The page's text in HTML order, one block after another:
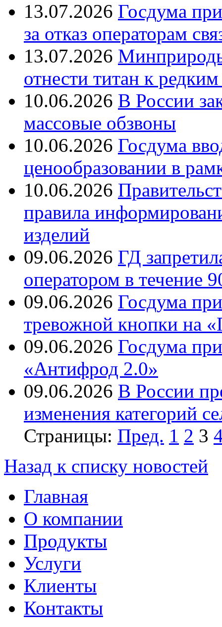
13.07.2026 Госдума
за отказ операторам
13.07.2026
отнести титан к
10.06.2026 В России
массовые обзвоны
10.06.2026 Госдума
ценообразовании в
10.06.2026
правила
изделий
09.06.2026 ГД
оператором в течение
09.06.2026 Госдума
тревожной кнопки на
09.06.2026 Госдума
«Антифрод 2.0»
09.06.2026 В России
изменения категорий
Страницы: Пред. 1 2 3
Назад к списку новостей
Главная
О компании
Продукты
Услуги
Клиенты
Контакты